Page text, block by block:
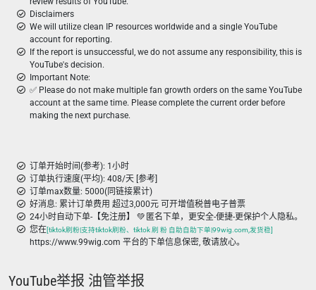
Disclaimers
We will utilize clean IP resources worldwide and a single YouTube
account for reporting.
If the report is unsuccessful, we do not assume any responsibility, this is
YouTube's decision.
Important Note:
✅ Please do not make multiple fan growth orders on the same YouTube
account at the same time. Please complete the current order before
making the next purchase.
订单开始时间(参考): 1小时
订单执行速度(平均): 408/天 [参考]
订单max数量: 5000(同链接累计)
好消息: 累计订单费用 超过3,000元 可开增值税普电子普票
24小时自动下单-【免注册】 💚 匿名下单，更安全-便捷-更保护个人隐私。
您在[tiktok刷粉|支持tiktok刷粉、tiktok 刷 粉 自助自助下单|99wig.com,发货稳]
https://www.99wig.com 平台的下单信息保密, 敬请放心。
YouTube举报 油管举报